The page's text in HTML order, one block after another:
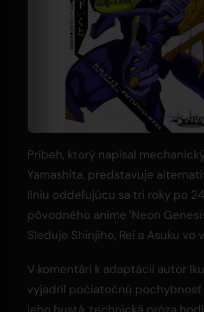
Príbeh, ktorý napísal
Yamashita, predstavuje
líniu oddeľujúcu sa tri roky po
pôvodného anime 'Neon
Sleduje Shinjiho, Rei a Asuku vo
V komentári k adaptácii autor
vyjadril počiatočnú pochybnosť